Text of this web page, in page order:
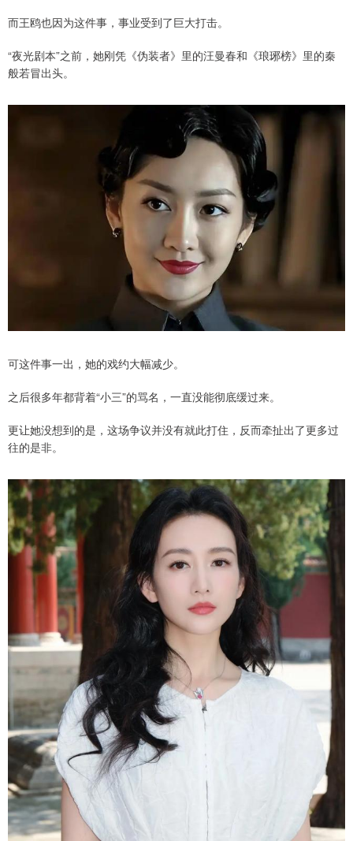
而王鸥也因为这件事，事业受到了巨大打击。
“夜光剧本”之前，她刚凭《伪装者》里的汪曼春和《琅琊榜》里的秦
般若冒出头。
可这件事一出，她的戏约大幅减少。
之后很多年都背着“小三”的骂名，一直没能彻底缓过来。
更让她没想到的是，这场争议并没有就此打住，反而牵扯出了更多过
往的是非。